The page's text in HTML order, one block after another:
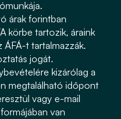
árak forintban
körbe tartozik, áraink
ÁFÁ-t tartalmazzák.
jogát.
kizárólag a
megtalálható időpont
vagy e-mail
van